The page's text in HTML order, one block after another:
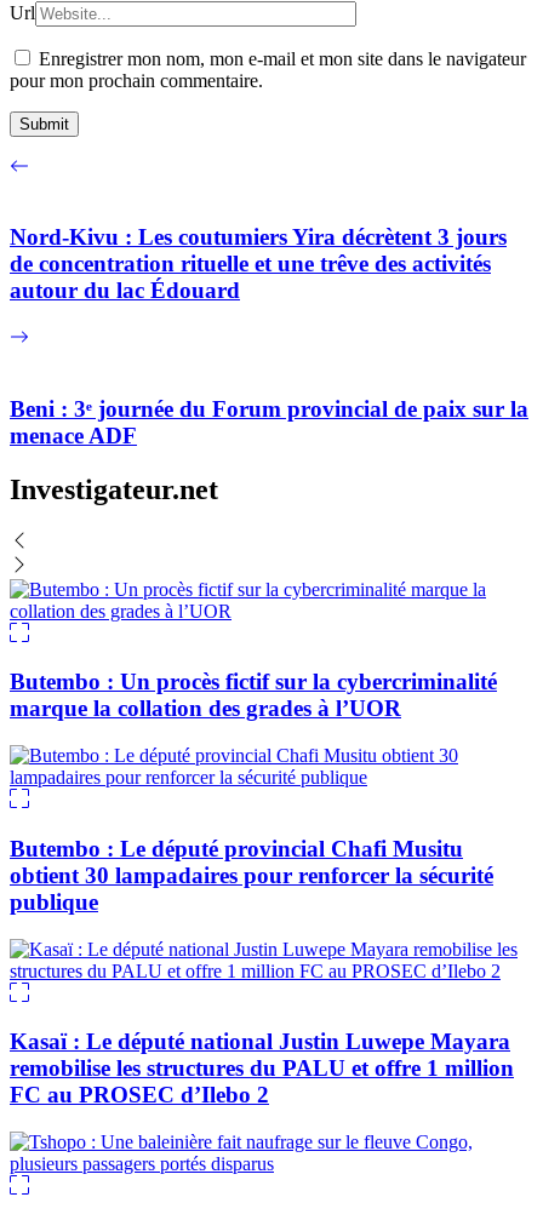
Url
Enregistrer mon nom, mon e-mail et mon site dans le navigateur
pour mon prochain commentaire.
Nord-Kivu : Les coutumiers Yira décrètent 3 jours
de concentration rituelle et une trêve des activités
autour du lac Édouard
Beni : 3ᵉ journée du Forum provincial de paix sur la
menace ADF
Investigateur.net
Butembo : Un procès fictif sur la cybercriminalité
marque la collation des grades à l’UOR
Butembo : Le député provincial Chafi Musitu
obtient 30 lampadaires pour renforcer la sécurité
publique
Kasaï : Le député national Justin Luwepe Mayara
remobilise les structures du PALU et offre 1 million
FC au PROSEC d’Ilebo 2